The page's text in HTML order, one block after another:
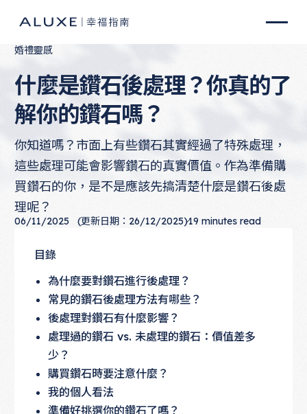
婚禮靈感
什麼是鑽石後處理？你真的了
解你的鑽石嗎？
你知道嗎？市面上有些鑽石其實經過了特殊處理，
這些處理可能會影響鑽石的真實價值。作為準備購
買鑽石的你，是不是應該先搞清楚什麼是鑽石後處
理呢？
06/11/2025 (更新日期：26/12/2025)19 minutes read
目錄
為什麼要對鑽石進行後處理？
常見的鑽石後處理方法有哪些？
後處理對鑽石有什麼影響？
處理過的鑽石 vs. 未處理的鑽石：價值差多
少？
購買鑽石時要注意什麼？
我的個人看法
準備好挑選你的鑽石了嗎？